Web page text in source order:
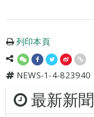
列印本頁
NEWS-1-4-823940
最新新聞